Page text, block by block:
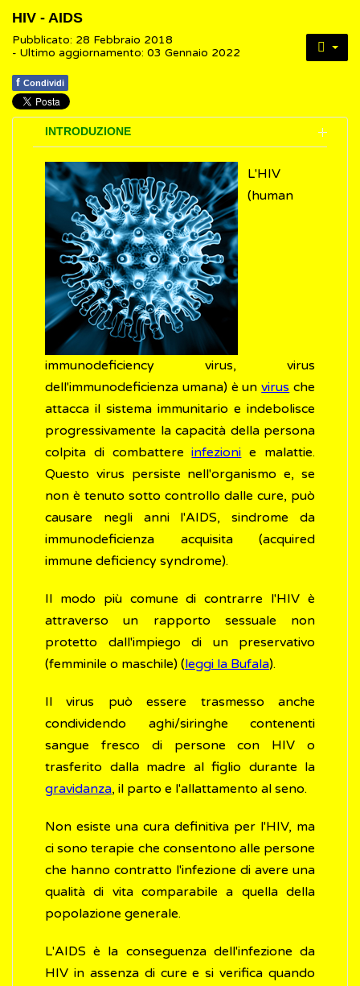
HIV - AIDS
Pubblicato: 28 Febbraio 2018
- Ultimo aggiornamento: 03 Gennaio 2022
f Condividi
INTRODUZIONE
L'HIV
(human
immunodeficiency virus, virus
dell'immunodeficienza umana) è unvirus che
attacca il sistema immunitario e indebolisce
progressivamente la capacità della persona
colpita di combattereinfezioni e malattie.
Questo virus persiste nell'organismo e, se
non è tenuto sotto controllo dalle cure, può
causare negli anni l'AIDS, sindrome da
immunodeficienza acquisita (acquired
immune deficiency syndrome).
Il modo più comune di contrarre l'HIV è
attraverso un rapporto sessuale non
protetto dall'impiego di un preservativo
(femminile o maschile) (leggi la Bufala).
Il virus può essere trasmesso anche
condividendo aghi/siringhe contenenti
sangue fresco di persone con HIV o
trasferito dalla madre al figlio durante la
gravidanza, il parto e l'allattamento al seno.
Non esiste una cura definitiva per l'HIV, ma
ci sono terapie che consentono alle persone
che hanno contratto l'infezione di avere una
qualità di vita comparabile a quella della
popolazione generale.
L'AIDS è la conseguenza dell'infezione da
HIV in assenza di cure e si verifica quando